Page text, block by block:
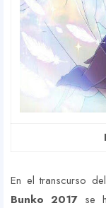
En el transcurso del
Bunko 2017se